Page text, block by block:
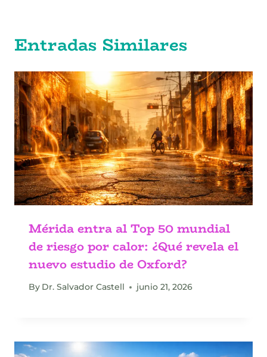
Entradas Similares
Mérida entra al Top 50 mundial
de riesgo por calor: ¿Qué revela el
nuevo estudio de Oxford?
By Dr. Salvador Castell junio 21, 2026